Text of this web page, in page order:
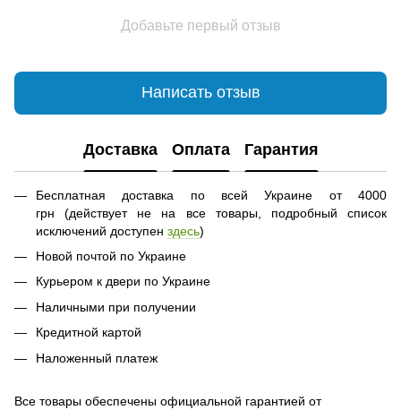
Добавьте первый отзыв
Написать отзыв
Доставка Оплата Гарантия
Бесплатная доставка по всей Украине от 4000
грн (действует не на все товары, подробный список
исключений доступен здесь)
Новой почтой по Украине
Курьером к двери по Украине
Наличными при получении
Кредитной картой
Наложенный платеж
Все товары обеспечены официальной гарантией от